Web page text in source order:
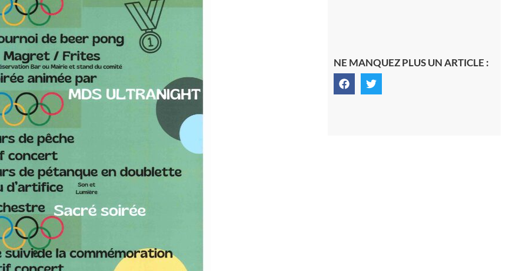
NE MANQUEZ PLUS UN ARTICLE :